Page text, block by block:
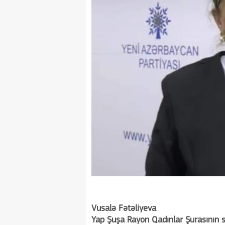
Vusalə Fətəliyeva
Yap Şuşa Rayon Qadınlar Şurasının